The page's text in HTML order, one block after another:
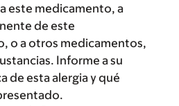
este medicamento, a
de este
o a otros medicamentos,
Informe a su
de esta alergia y qué